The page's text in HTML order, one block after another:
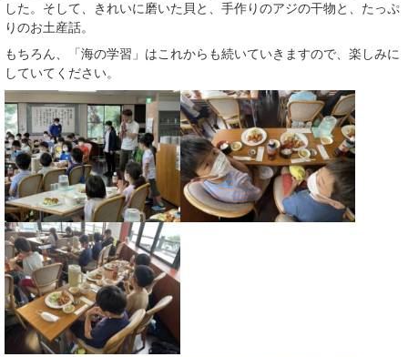
した。そして、きれいに磨いた貝と、手作りのアジの干物と、たっぷ
りのお土産話。
もちろん、「海の学習」はこれからも続いていきますので、楽しみに
していてください。